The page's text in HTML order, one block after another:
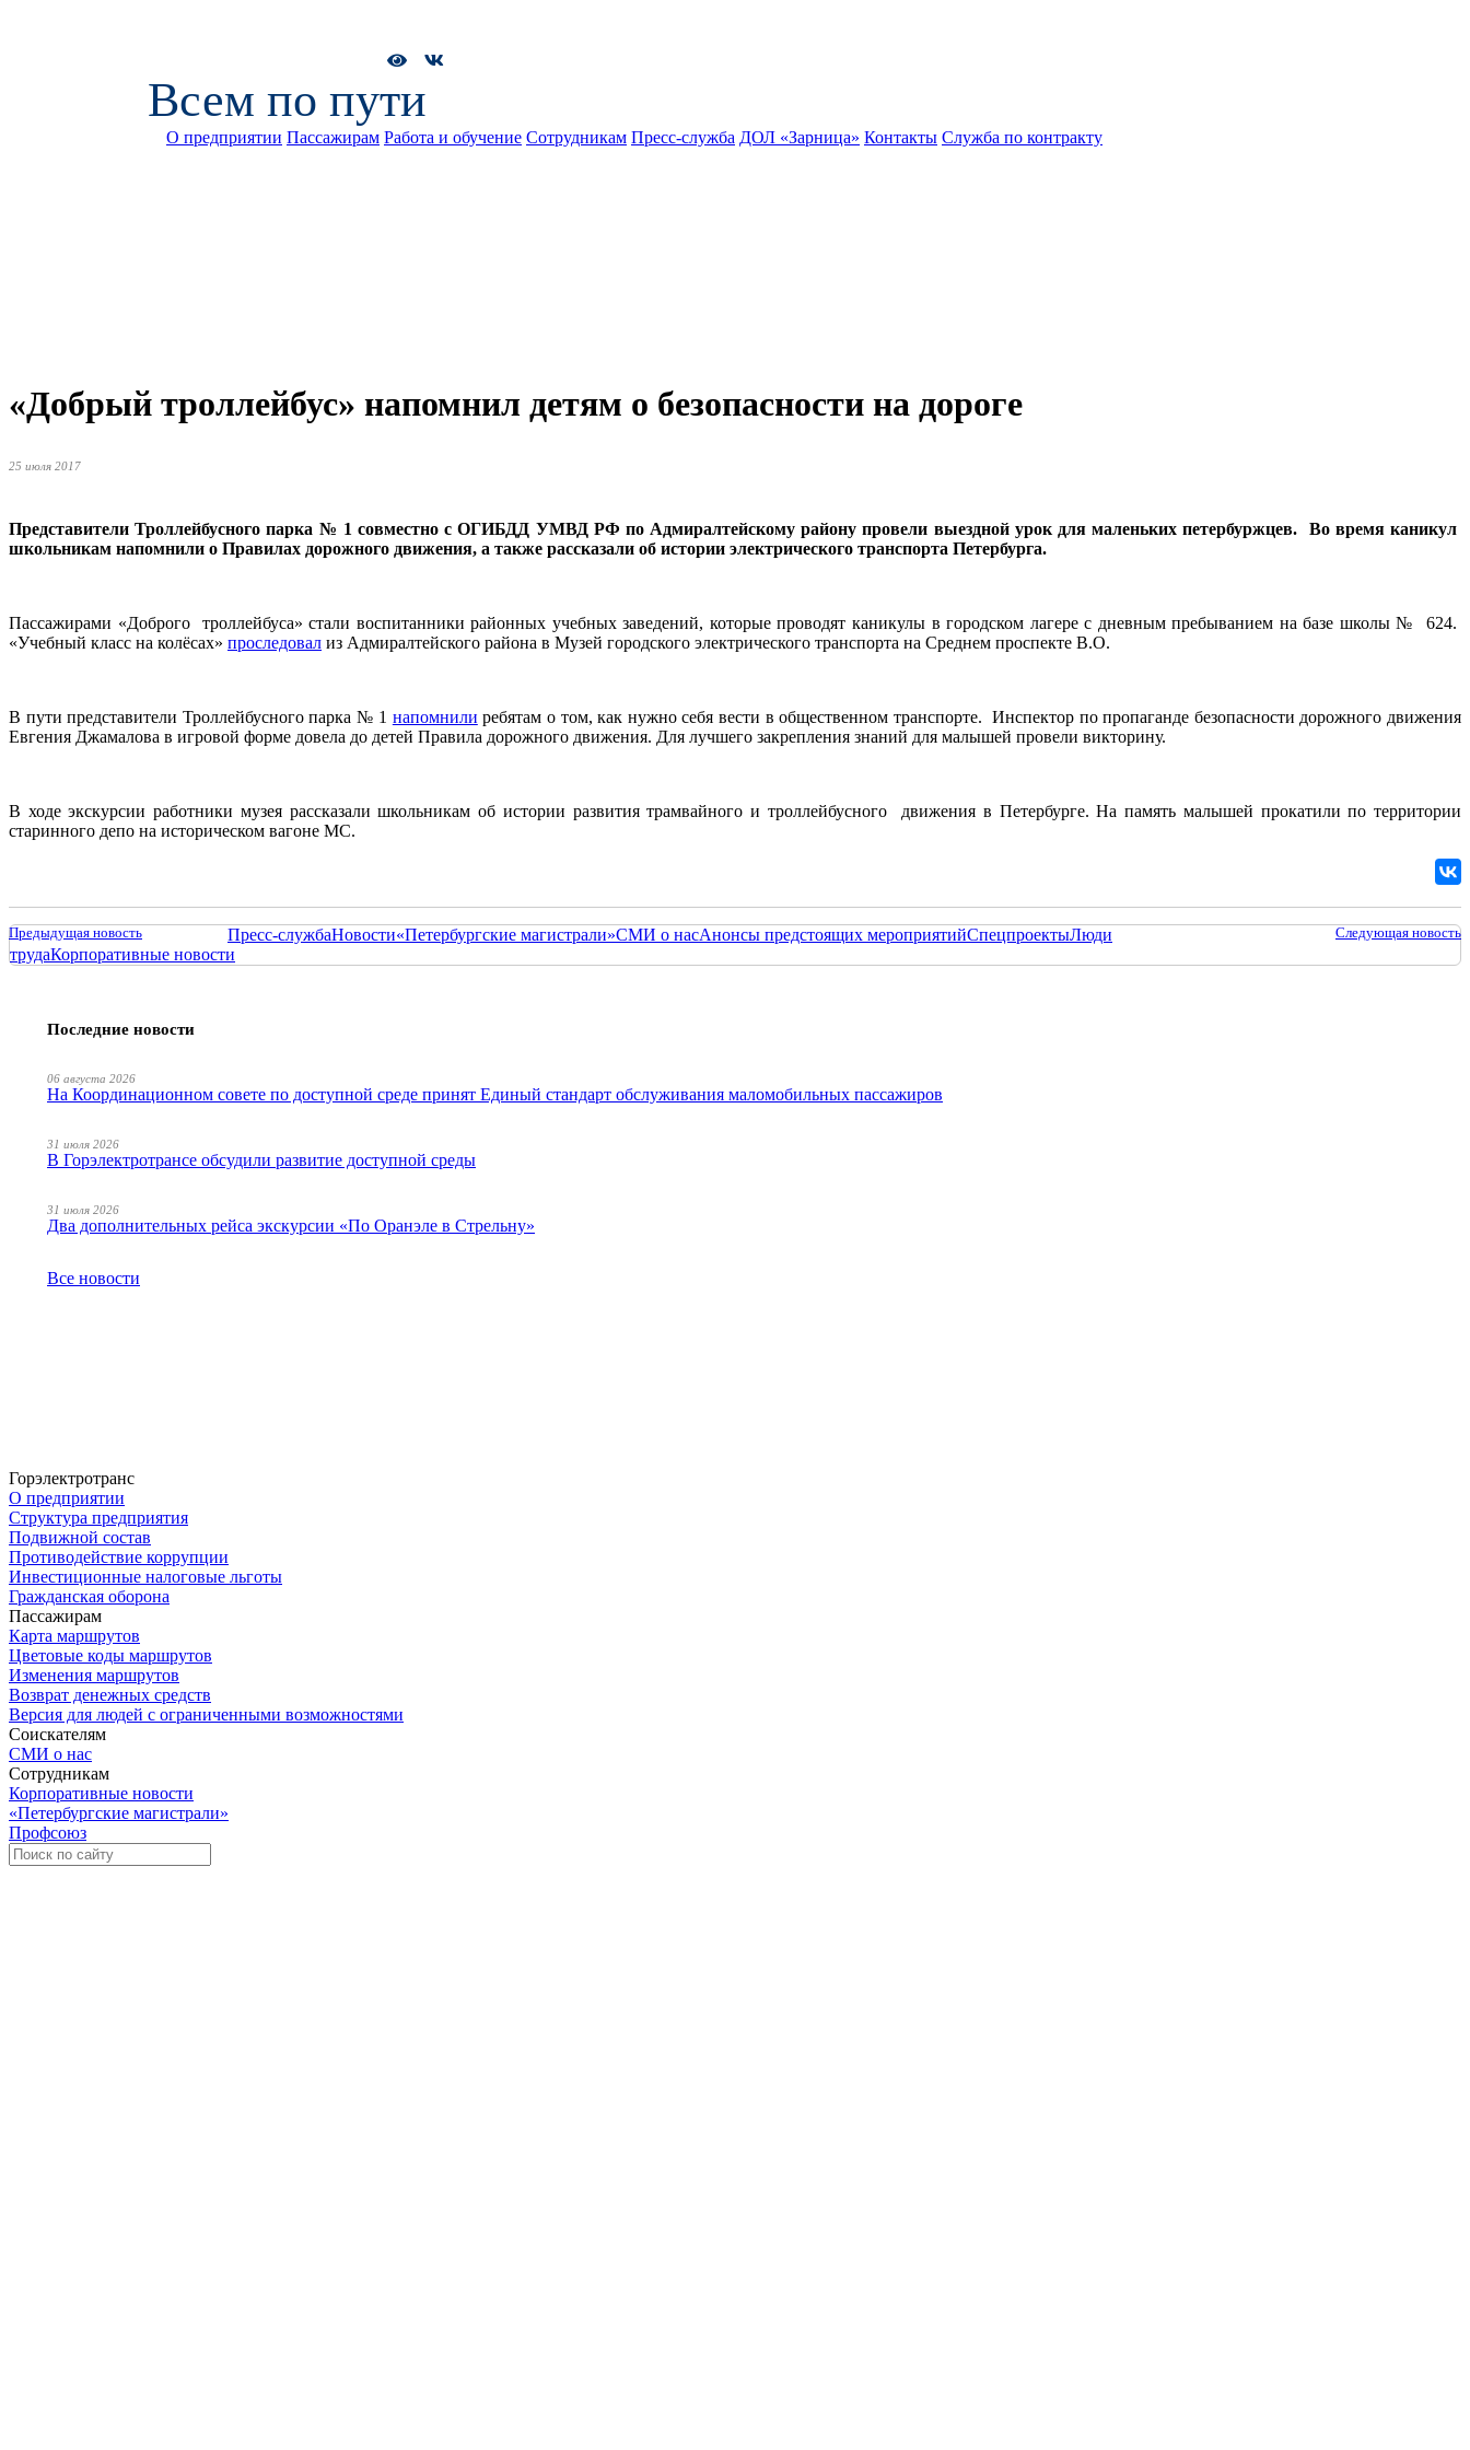
Всем по пути
О предприятии Пассажирам Работа и обучение Сотрудникам Пресс-служба ДОЛ «Зарница» Контакты Служба по контракту
«Добрый троллейбус» напомнил детям о безопасности на дороге
25 июля 2017
Представители Троллейбусного парка № 1 совместно с ОГИБДД УМВД РФ по Адмиралтейскому району провели выездной урок для маленьких петербуржцев. Во время каникул
школьникам напомнили о Правилах дорожного движения, а также рассказали об истории электрического транспорта Петербурга.
Пассажирами «Доброго троллейбуса» стали воспитанники районных учебных заведений, которые проводят каникулы в городском лагере с дневным пребыванием на базе школы № 624.
«Учебный класс на колёсах» проследовал из Адмиралтейского района в Музей городского электрического транспорта на Среднем проспекте В.О.
В пути представители Троллейбусного парка № 1 напомнили ребятам о том, как нужно себя вести в общественном транспорте. Инспектор по пропаганде безопасности дорожного движения
Евгения Джамалова в игровой форме довела до детей Правила дорожного движения. Для лучшего закрепления знаний для малышей провели викторину.
В ходе экскурсии работники музея рассказали школьникам об истории развития трамвайного и троллейбусного движения в Петербурге. На память малышей прокатили по территории
старинного депо на историческом вагоне МС.
Предыдущая новость Следующая новость
Пресс-службаНовости«Петербургские магистрали»СМИ о насАнонсы предстоящих мероприятийСпецпроектыЛюди
трудаКорпоративные новости
Последние новости
06 августа 2026
На Координационном совете по доступной среде принят Единый стандарт обслуживания маломобильных пассажиров
31 июля 2026
В Горэлектротрансе обсудили развитие доступной среды
31 июля 2026
Два дополнительных рейса экскурсии «По Оранэле в Стрельну»
Все новости
Горэлектротранс
О предприятии
Структура предприятия
Подвижной состав
Противодействие коррупции
Инвестиционные налоговые льготы
Гражданская оборона
Пассажирам
Карта маршрутов
Цветовые коды маршрутов
Изменения маршрутов
Возврат денежных средств
Версия для людей с ограниченными возможностями
Соискателям
СМИ о нас
Сотрудникам
Корпоративные новости
«Петербургские магистрали»
Профсоюз